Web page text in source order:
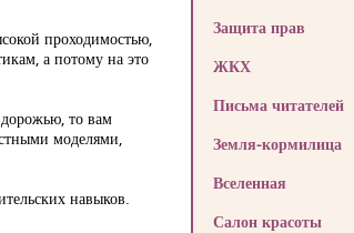
проходимостью,
а потому на это
то вам
моделями,
навыков.
Защита прав
ЖКХ
Письма читателей
Земля-кормилица
Вселенная
Салон красоты